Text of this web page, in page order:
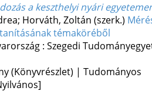
a keszthelyi nyári
Horváth, Zoltán (szerk.)
témaköréből
: Szegedi
(Könyvrészlet) | Tudományos